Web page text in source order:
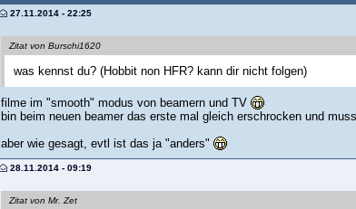
27.11.2014 - 22:25
Zitat von Burschi1620
was kennst du? (Hobbit non HFR? kann dir nicht folgen)
filme im "smooth" modus von beamern und TV
bin beim neuen beamer das erste mal gleich erschrocken und
aber wie gesagt, evtl ist das ja "anders"
28.11.2014 - 09:19
Zitat von Mr. Zet